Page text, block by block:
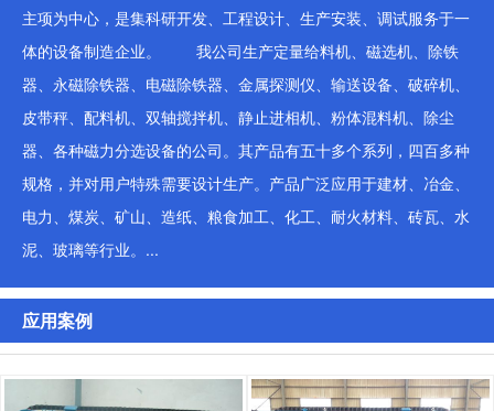
主项为中心，是集科研开发、工程设计、生产安装、调试服务于一
体的设备制造企业。 我公司生产定量给料机、磁选机、除铁
器、永磁除铁器、电磁除铁器、金属探测仪、输送设备、破碎机、
皮带秤、配料机、双轴搅拌机、静止进相机、粉体混料机、除尘
器、各种磁力分选设备的公司。其产品有五十多个系列，四百多种
规格，并对用户特殊需要设计生产。产品广泛应用于建材、冶金、
电力、煤炭、矿山、造纸、粮食加工、化工、耐火材料、砖瓦、水
泥、玻璃等行业。...
应用案例